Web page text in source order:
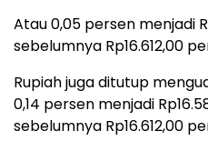
Atau 0,05 persen menjadi
sebelumnya Rp16.612,00
Rupiah juga ditutup
0,14 persen menjadi
sebelumnya Rp16.612,00